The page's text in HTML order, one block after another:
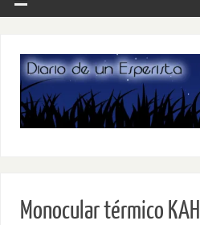
Monocular térmico